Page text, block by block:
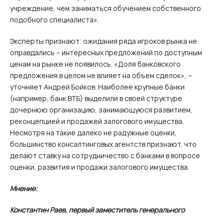
учреждение, чем заниматься обучением собственного
подобного специалиста».
Эксперты признают: ожидания ряда игроков рынка не
оправдались – интересных предложений по доступным
ценам на рынке не появилось. «Доля банковского
предложения в целом не влияет на объем сделок», –
уточняет Андрей Бойков. Наиболее крупные банки
(например, банк ВТБ) выделили в своей структуре
дочернюю организацию, занимающуюся развитием,
реконцепцией и продажей залогового имущества.
Несмотря на такие далеко не радужные оценки,
большинство консалтинговых агентств признают, что
делают ставку на сотрудничество с банками в вопросе
оценки, развития и продажи залогового имущества.
Мнение:
Константин Раев, первый заместитель генерального